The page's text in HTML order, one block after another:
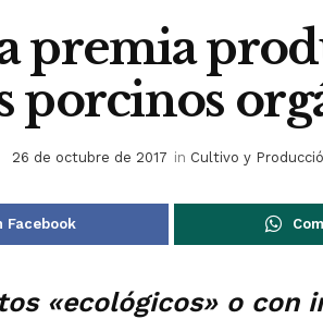
premia
porcinos
26 de octubre de 2017 in Cultivo y
Facebook
«ecológicos» o con